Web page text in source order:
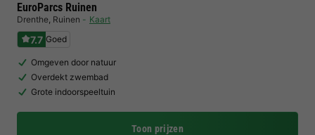
EuroParcs Ruinen
Drenthe, Ruinen Kaart
7.7 Goed
Omgeven door natuur
Overdekt zwembad
Grote indoorspeeltuin
Toon prijzen